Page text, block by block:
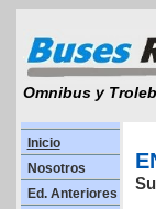
Omnibus y
Inicio
Nosotros
Ed. Anteriores